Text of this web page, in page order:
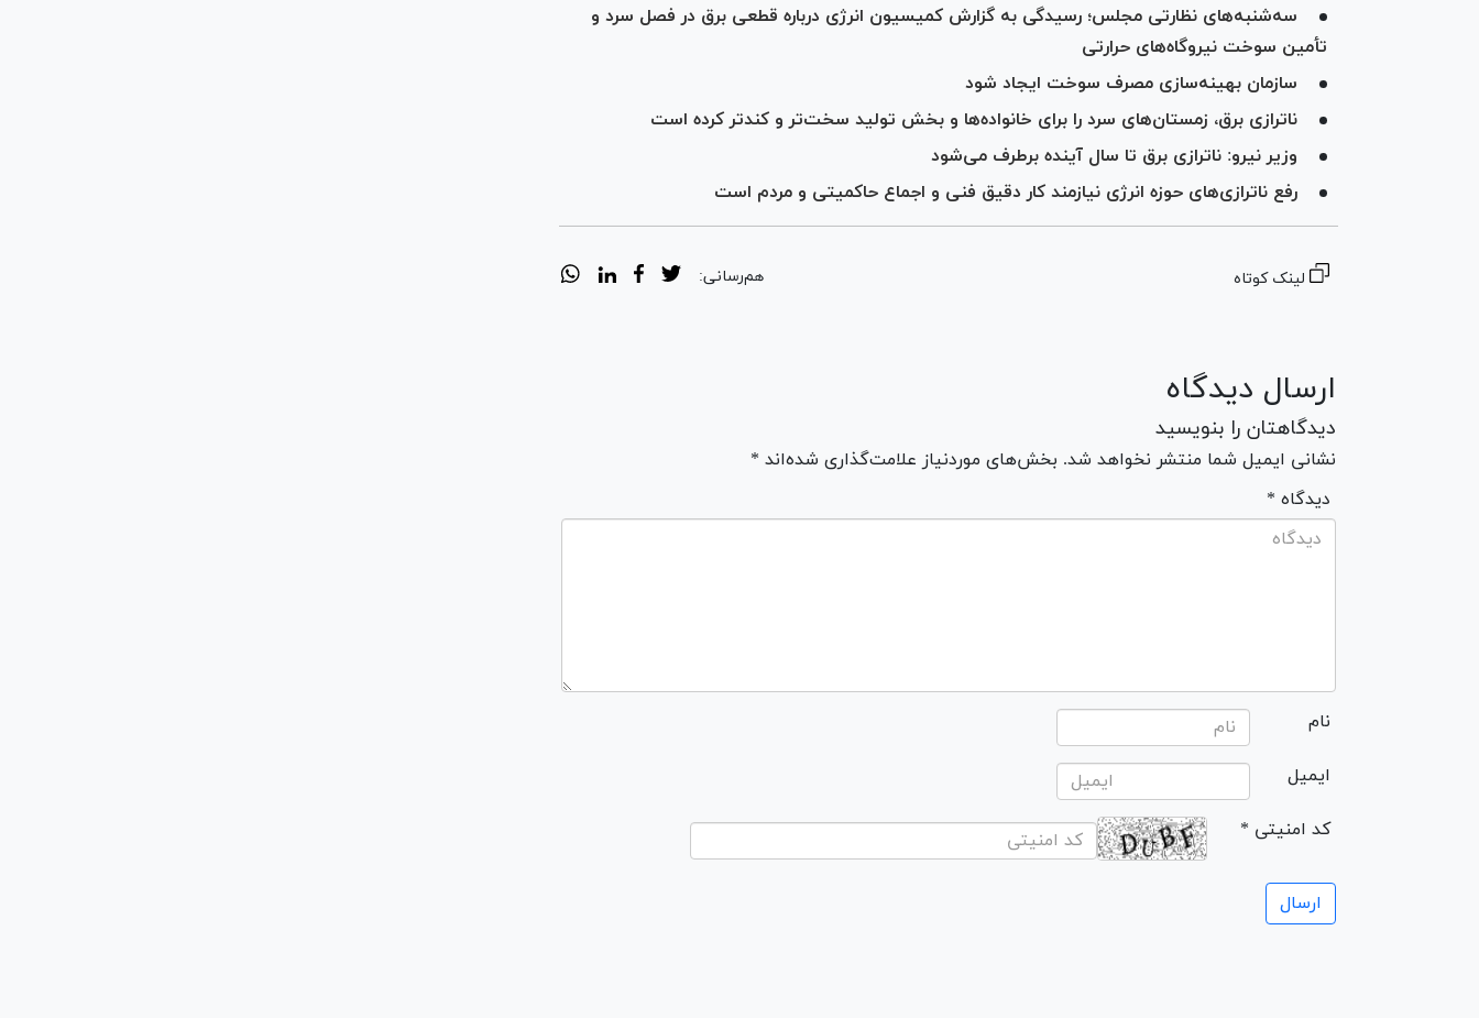
سه‌شنبه‌های نظارتی مجلس؛ رسیدگی به گزارش کمیسیون انرژی درباره قطعی برق در فصل سرد و
تأمین سوخت نیروگاه‌های حرارتی
سازمان بهینه‌سازی مصرف سوخت ایجاد شود
ناترازی برق، زمستان‌های سرد را برای خانواده‌ها و بخش تولید سخت‌تر و کندتر کرده است
وزیر نیرو: ناترازی برق تا سال آینده برطرف می‌شود
رفع ناترازی‌های حوزه انرژی نیازمند کار دقیق فنی و اجماع حاکمیتی و مردم است
لینک کوتاه هم‌رسانی:
ارسال دیدگاه
دیدگاهتان را بنویسید
نشانی ایمیل شما منتشر نخواهد شد. بخش‌های موردنیاز علامت‌گذاری شده‌اند *
* دیدگاه
نام
ایمیل
* کد امنیتی